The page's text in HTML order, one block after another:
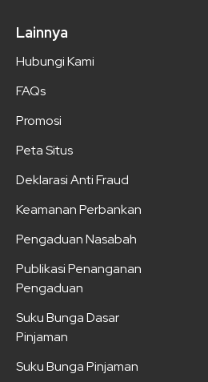
Lainnya
Hubungi Kami
FAQs
Promosi
Peta Situs
Deklarasi Anti Fraud
Keamanan Perbankan
Pengaduan Nasabah
Publikasi Penanganan
Pengaduan
Suku Bunga Dasar
Pinjaman
Suku Bunga Pinjaman